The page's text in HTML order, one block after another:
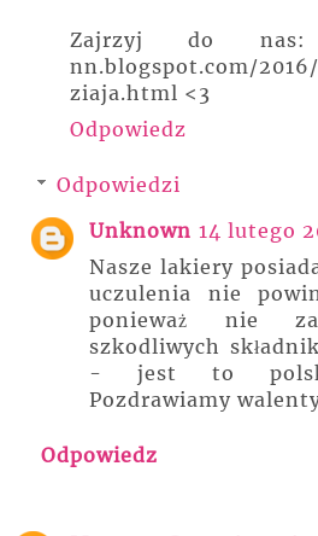
Zajrzyj do nas:
nn.blogspot.com/
ziaja.html <3
Odpowiedz
Odpowiedzi
Unknown 14 lutego
Nasze lakiery
uczulenia nie
ponieważ nie
szkodliwych
- jest to
Pozdrawiamy
Odpowiedz